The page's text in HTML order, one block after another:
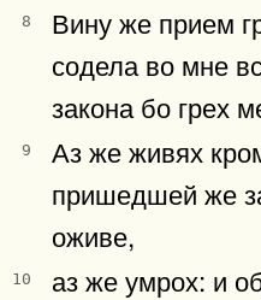
8
Вину же прием
содела во мне
закона бо грех
9
Аз же живях
пришедшей же
оживе,
10
аз же умрох: и